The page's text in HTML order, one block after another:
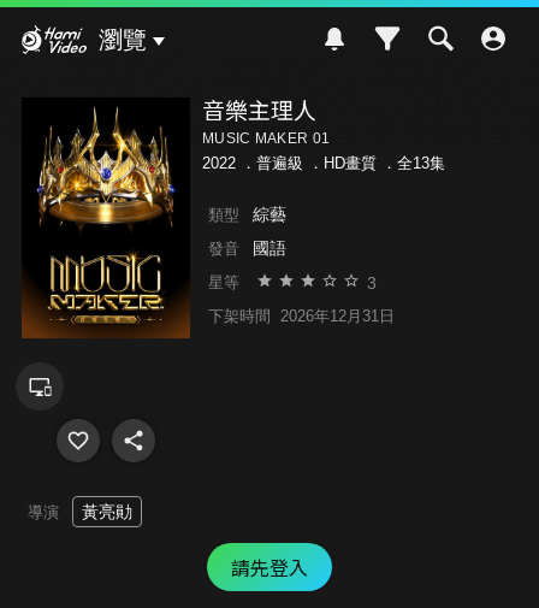
瀏覽
音樂主理人
MUSIC MAKER 01
2022 ． 普遍級 ．HD畫質 ．全13集
類型 綜藝
發音 國語
星等 3
下架時間 2026年12月31日
導演 黃亮勛
請先登入